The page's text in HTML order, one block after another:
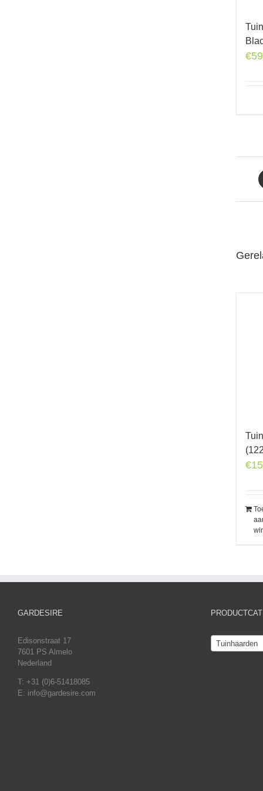
€
€
GARDESIRE
Edisonstraat 17
7601 PS Almelo
Nederland
T: +31 (0)6-51418085
E: info@gardesire.com
Tuinhaarden